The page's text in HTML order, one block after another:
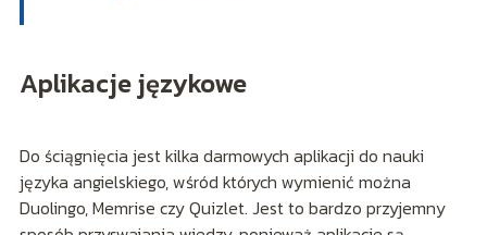
Aplikacje językowe
Do ściągnięcia jest kilka darmowych aplikacji do nauki
języka angielskiego, wśród których wymienić można
Duolingo, Memrise czy Quizlet. Jest to bardzo przyjemny